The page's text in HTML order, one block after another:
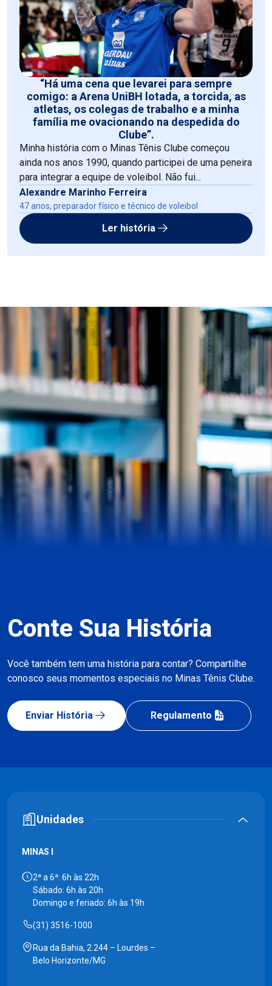
“Há uma cena que levarei para sempre
comigo: a Arena UniBH lotada, a torcida, as
atletas, os colegas de trabalho e a minha
família me ovacionando na despedida do
Clube”.
Minha história com o Minas Tênis Clube começou
ainda nos anos 1990, quando participei de uma peneira
para integrar a equipe de voleibol. Não fui...
Alexandre Marinho Ferreira
47 anos, preparador físico e técnico de voleibol
Ler história
Conte Sua História
Você também tem uma história para contar? Compartilhe
conosco seus momentos especiais no Minas Tênis Clube.
Enviar História Regulamento
Unidades
MINAS I
2ª a 6ª: 6h às 22h
Sábado: 6h às 20h
Domingo e feriado: 6h às 19h
(31) 3516-1000
Rua da Bahia, 2.244 – Lourdes –
Belo Horizonte/MG